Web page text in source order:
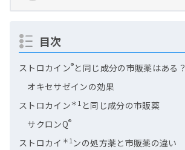
目次
ストロカイン® と同じ成分の市販薬はある？
オキセサゼインの効果
ストロカイン ＊1 と同じ成分の市販薬
サクロンQ®
ストロカイ ＊1 ンの処方薬と市販薬の違い